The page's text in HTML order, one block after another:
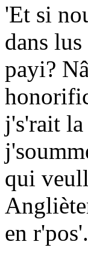
'Et si
dans
payi?
j's'rait
qui
en r'pos'.